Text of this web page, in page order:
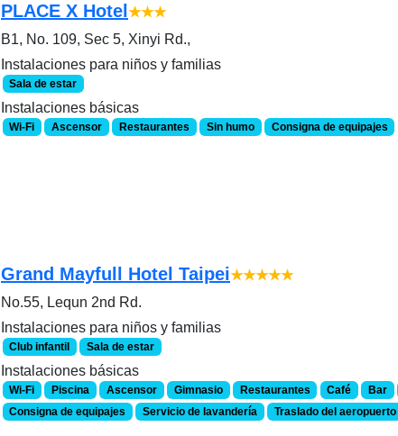
PLACE X Hotel ★★★
B1, No. 109, Sec 5, Xinyi Rd.,
Instalaciones para niños y familias
Sala de estar
Instalaciones básicas
Wi-Fi Ascensor Restaurantes Sin humo Consigna de equipajes
Grand Mayfull Hotel Taipei★★★★★
No.55, Lequn 2nd Rd.
Instalaciones para niños y familias
Club infantil Sala de estar
Instalaciones básicas
Wi-Fi Piscina Ascensor Gimnasio Restaurantes Café Bar
Consigna de equipajes
Servicio de lavandería Traslado del aeropuerto